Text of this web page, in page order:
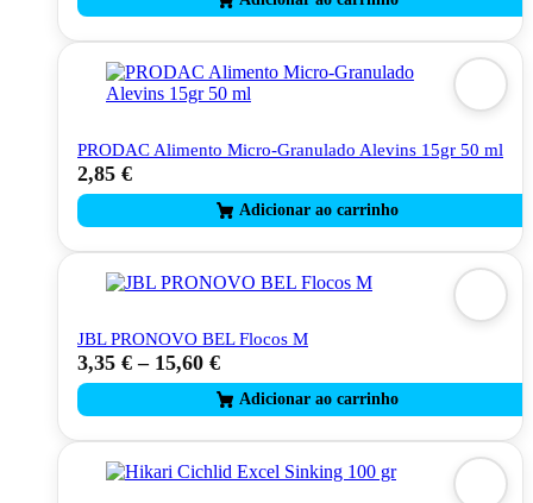
PRODAC Alimento Micro-Granulado Alevins 15gr 50 ml
2,85 €
JBL PRONOVO BEL Flocos M
3,35 € – 15,60 €
This
product
has
multiple
variants.